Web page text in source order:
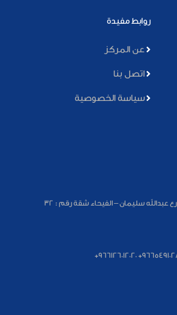
روابط مفيدة
عن المركز
اتصل بنا
سياسة الخصوصية
مبنى رقم 4734 , شارع عبدالله سليمان – الفيحاء شقة رقم : 32